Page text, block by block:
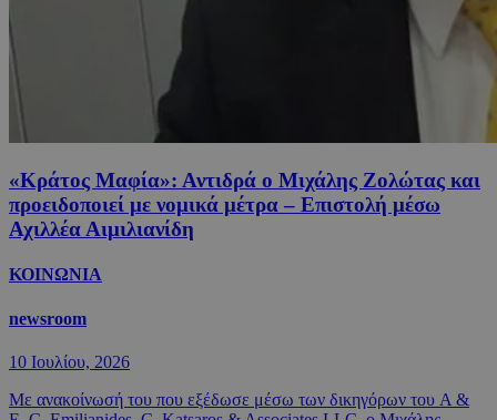
«Κράτος Μαφία»: Αντιδρά ο Μιχάλης Ζολώτας και
προειδοποιεί με νομικά μέτρα – Επιστολή μέσω
Αχιλλέα Αιμιλιανίδη
ΚΟΙΝΩΝΙΑ
newsroom
10 Ιουλίου, 2026
Με ανακοίνωσή του που εξέδωσε μέσω των δικηγόρων του A &